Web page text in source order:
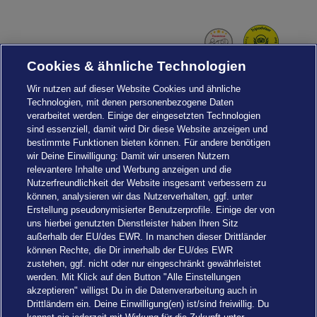
Einstellungen
Cookies & ähnliche Technologien
Wir nutzen auf dieser Website Cookies und ähnliche
Technologien, mit denen personenbezogene Daten
verarbeitet werden. Einige der eingesetzten Technologien
sind essenziell, damit wird Dir diese Website anzeigen und
bestimmte Funktionen bieten können. Für andere benötigen
wir Deine Einwilligung: Damit wir unseren Nutzern
relevantere Inhalte und Werbung anzeigen und die
Nutzerfreundlichkeit der Website insgesamt verbessern zu
können, analysieren wir das Nutzerverhalten, ggf. unter
Erstellung pseudonymisierter Benutzerprofile. Einige der von
uns hierbei genutzten Dienstleister haben Ihren Sitz
außerhalb der EU/des EWR. In manchen dieser Drittländer
können Rechte, die Dir innerhalb der EU/des EWR
zustehen, ggf. nicht oder nur eingeschränkt gewährleistet
werden. Mit Klick auf den Button "Alle Einstellungen
akzeptieren" willigst Du in die Datenverarbeitung auch in
Drittländern ein. Deine Einwilligung(en) ist/sind freiwillig. Du